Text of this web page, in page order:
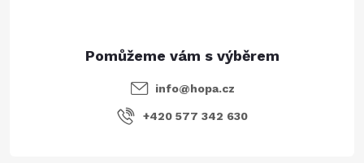
info@hopa.cz
+420 577 342 630